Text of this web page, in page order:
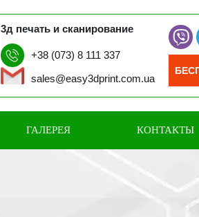
3д печать и сканирование
+38 (073) 8 111 337
sales@easy3dprint.com.ua
ГАЛЕРЕЯ КОНТАКТЫ